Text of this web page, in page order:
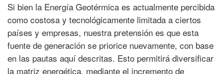
Si bien la Energía Geotérmica es actualmente percibida
como costosa y tecnológicamente limitada a ciertos
países y empresas, nuestra pretensión es que esta
fuente de generación se priorice nuevamente, con base
en las pautas aquí descritas. Esto permitirá diversificar
la matriz energética, mediante el incremento de